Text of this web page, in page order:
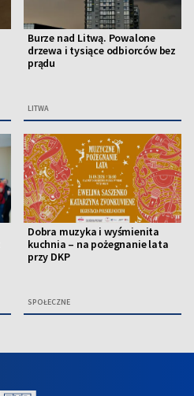
Burze nad Litwą. Powalone
drzewa i tysiące odbiorców bez
prądu
LITWA
Dobra muzyka i wyśmienita
kuchnia – na pożegnanie lata
przy DKP
SPOŁECZNE